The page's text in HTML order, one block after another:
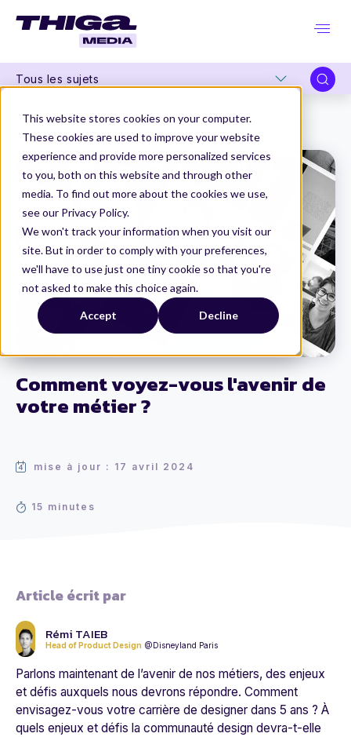
This website stores cookies on your computer.
These cookies are used to improve your website
experience and provide more personalized services
to you, both on this website and through other
media. To find out more about the cookies we use,
see our Privacy Policy.
We won't track your information when you visit our
site. But in order to comply with your preferences,
we'll have to use just one tiny cookie so that you're
not asked to make this choice again.
Accept Decline
Tous les sujets
Comment voyez-vous l'avenir de
votre métier ?
mise à jour : 17 avril 2024
15 minutes
Thiga Media
Carrières Produit
Article écrit par
Rémi TAIEB
Head of Product Design @Disneyland Paris
Parlons maintenant de l’avenir de nos métiers, des enjeux
et défis auxquels nous devrons répondre. Comment
envisagez-vous votre carrière de designer dans 5 ans ? À
quels enjeux et défis la communauté design devra-t-elle